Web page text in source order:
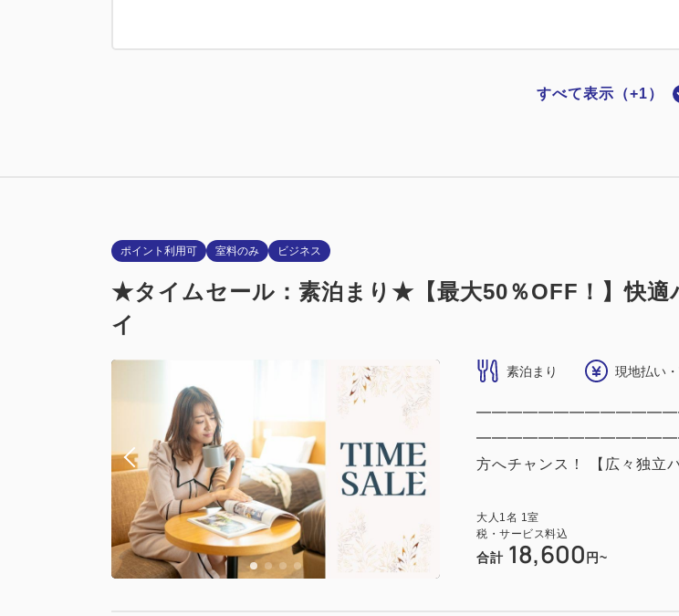
すべて表示（+1）
ポイント利用可 室料のみ ビジネス
★タイムセール：素泊まり★【最大50％OFF！】快適
イ
素泊まり 現地払い
方へチャンス！ 【広々独立
大人 1名 1室
税・サービス料込
合計 18,600 円~